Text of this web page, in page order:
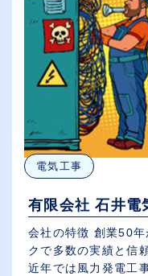
電気工事
有限会社 石井電
会社の特徴 創業50
クで多数の実績と信
近年では風力発電工